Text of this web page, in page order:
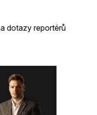
dotazy reportérů